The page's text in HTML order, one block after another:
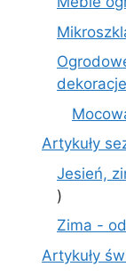
Artykuły
Jesień,
20
Zima -
Artykuły